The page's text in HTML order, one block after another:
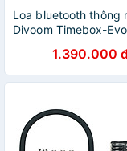
Loa bluetooth thông
Divoom Timebox-
hồ báo thức, ghi âm -
CHÍNH HÃNG
1.390.000